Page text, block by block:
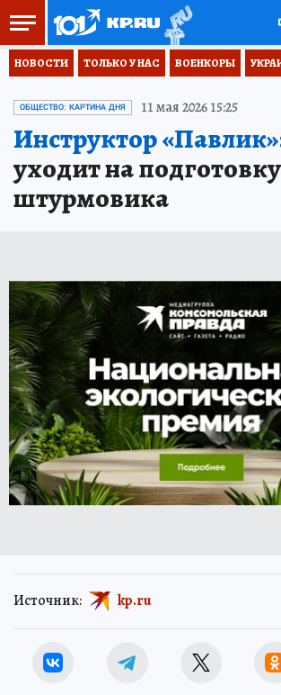
НОВОСТИ ТОЛЬКО У НАС ВОЕНКОРЫ
ОБЩЕСТВО: КАРТИНА ДНЯ 11 мая 2026 15:25
Инструктор
уходит на подготовку
штурмовика
Источник: kp.ru